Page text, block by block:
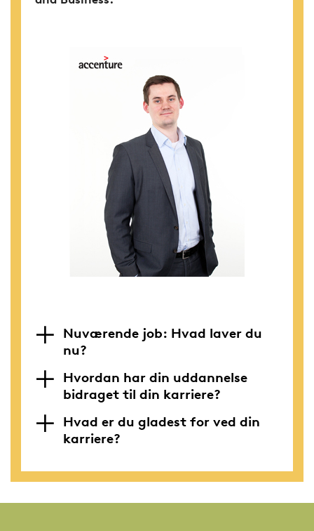
Nuværende job: Hvad laver du
nu?
Hvordan har din uddannelse
bidraget til din karriere?
Hvad er du gladest for ved din
karriere?